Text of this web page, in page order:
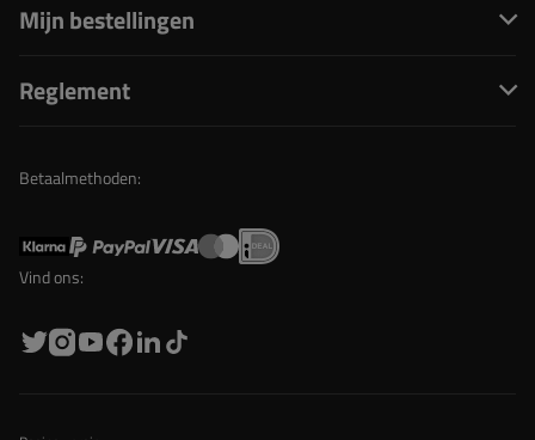
Mijn bestellingen
Reglement
Betaalmethoden:
Vind ons: